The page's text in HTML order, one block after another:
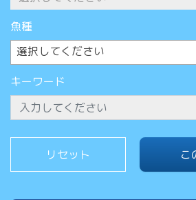
魚種
選択してください
キーワード
こ